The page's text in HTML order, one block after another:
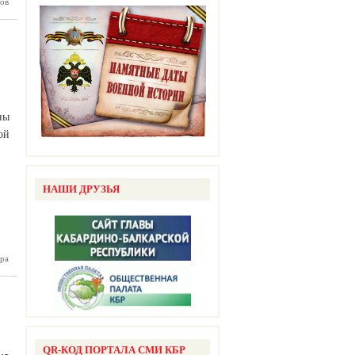
НАШИ ДРУЗЬЯ
QR-КОД ПОРТАЛА СМИ КБР
объем